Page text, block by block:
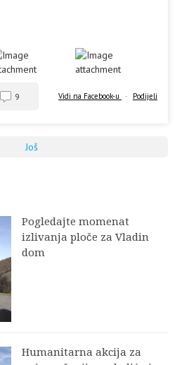
Vidi na Facebook-u · Podijeli
9
Još
Pogledajte momenat
izlivanja ploče za Vladin
dom
Humanitarna akcija za